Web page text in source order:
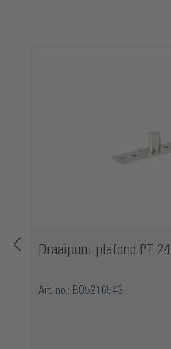
Draaipunt plafond PT 24
Art. no.: BO5216543